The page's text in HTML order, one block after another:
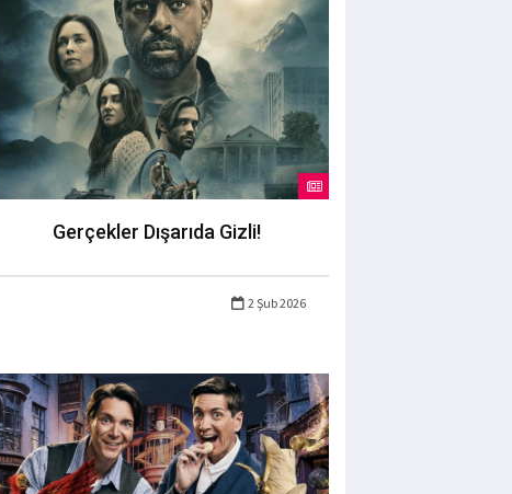
Gerçekler Dışarıda Gizli!
2 Şub 2026